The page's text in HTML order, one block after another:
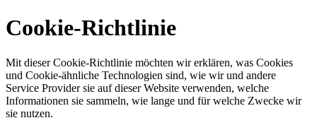
Cookie-Richtlinie
Mit dieser Cookie-Richtlinie möchten wir erklären, was Cookies
und Cookie-ähnliche Technologien sind, wie wir und andere
Service Provider sie auf dieser Website verwenden, welche
Informationen sie sammeln, wie lange und für welche Zwecke wir
sie nutzen.